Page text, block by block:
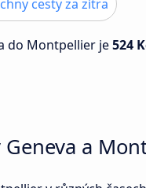
cesty za zítra
do Montpellier je524
a